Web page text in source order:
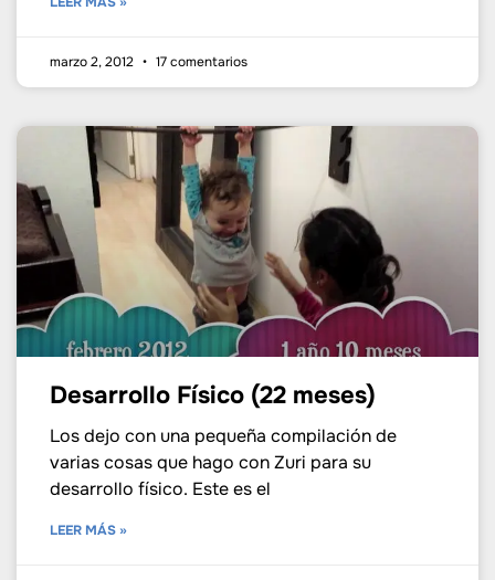
marzo 2, 2012 17 comentarios
Desarrollo Físico (22 meses)
Los dejo con una pequeña compilación de
varias cosas que hago con Zuri para su
desarrollo físico. Este es el
LEER MÁS »